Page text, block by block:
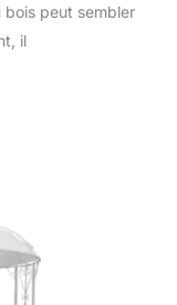
bois peut sembler
il